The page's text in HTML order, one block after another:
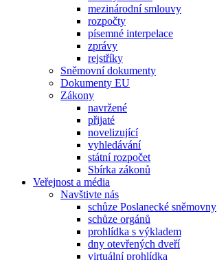
mezinárodní smlouvy
rozpočty
písemné interpelace
zprávy
rejstříky
Sněmovní dokumenty
Dokumenty EU
Zákony
navržené
přijaté
novelizující
vyhledávání
státní rozpočet
Sbírka zákonů
Veřejnost a média
Navštivte nás
schůze Poslanecké sněmovny
schůze orgánů
prohlídka s výkladem
dny otevřených dveří
virtuální prohlídka